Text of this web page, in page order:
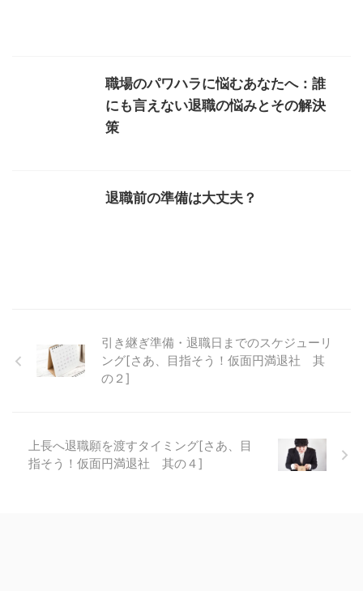
職場のパワハラに悩むあなたへ：誰
にも言えない退職の悩みとその解決
策
退職前の準備は大丈夫？
引き継ぎ準備・退職日までのスケジューリ
ング[さあ、目指そう！仮面円満退社 其
の２]
上長へ退職願を渡すタイミング[さあ、目
指そう！仮面円満退社 其の４]